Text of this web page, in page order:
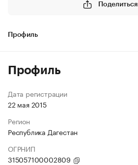
Поделиться
Профиль
Профиль
Дата регистрации
22 мая 2015
Регион
Республика Дагестан
ОГРНИП
315057100002809